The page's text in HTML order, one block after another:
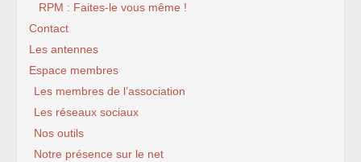
RPM : Faites-le vous même !
Contact
Les antennes
Espace membres
Les membres de l’association
Les réseaux sociaux
Nos outils
Notre présence sur le net